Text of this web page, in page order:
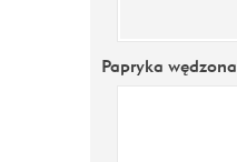
Papryka wędzona